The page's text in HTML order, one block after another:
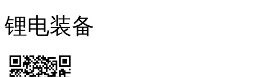
锂电装备